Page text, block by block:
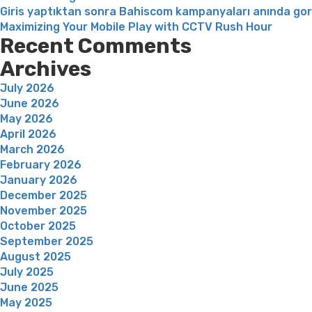
Giris yaptıktan sonra Bahiscom kampanyaları anında
Maximizing Your Mobile Play with CCTV Rush Hour
Recent Comments
Archives
July 2026
June 2026
May 2026
April 2026
March 2026
February 2026
January 2026
December 2025
November 2025
October 2025
September 2025
August 2025
July 2025
June 2025
May 2025